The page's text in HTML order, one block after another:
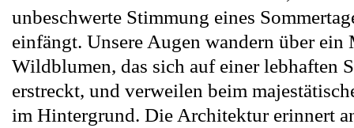
unbeschwerte Stimmung eines
einfängt. Unsere Augen wandern über ein
Wildblumen, das sich auf einer lebhaften
erstreckt, und verweilen beim
im Hintergrund. Die Architektur erinnert